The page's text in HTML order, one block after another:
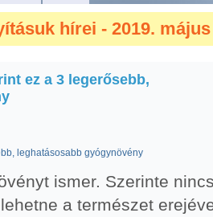
hírei - 2019. május
ez a 3 legerősebb,
leghatásosabb gyógynövény
ismer. Szerinte
a természet